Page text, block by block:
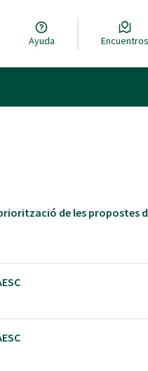
Ayuda Encuentros
de les propostes